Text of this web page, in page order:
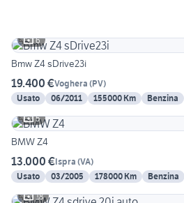
6
Bmw Z4 sDrive23i
19.400 €Voghera (PV)
Usato
06/2011 155000 Km Benzina
5
BMW Z4
13.000 €Ispra (VA)
Usato
03/2005 178000 Km Benzina
18